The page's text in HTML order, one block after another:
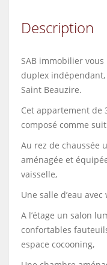
Description
SAB immobilier
duplex
Saint Beauzire.
Cet appartement de
composé comme
Au rez de chaussée
aménagée et
vaisselle,
Une salle d’eau avec
A l’étage un salon
confortables
espace cocooning,